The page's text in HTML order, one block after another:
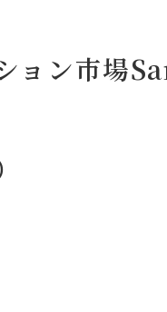
ョン市場